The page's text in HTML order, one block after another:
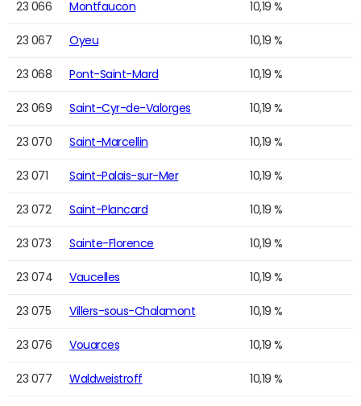
23 066 Montfaucon 10,19 %
23 067 Oyeu 10,19 %
23 068 Pont-Saint-Mard 10,19 %
23 069 Saint-Cyr-de-Valorges 10,19 %
23 070 Saint-Marcellin 10,19 %
23 071 Saint-Palais-sur-Mer 10,19 %
23 072 Saint-Plancard 10,19 %
23 073 Sainte-Florence 10,19 %
23 074 Vaucelles 10,19 %
23 075 Villers-sous-Chalamont 10,19 %
23 076 Vouarces 10,19 %
23 077 Waldweistroff 10,19 %